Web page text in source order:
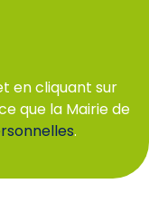
en cliquant sur
que la Mairie de
.